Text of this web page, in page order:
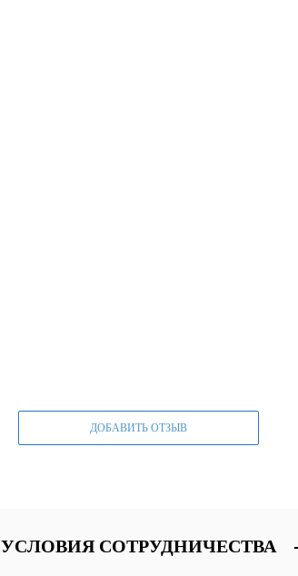
ДОБАВИТЬ ОТЗЫВ
УСЛОВИЯ СОТРУДНИЧЕСТВА